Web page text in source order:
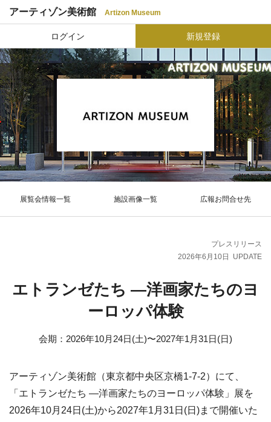
アーティゾン美術館 Artizon Museum
ログイン 新規登録
展覧会情報一覧 施設画像一覧 広報お問合せ先
プレスリリース
2026年6月10日
UPDATE
エトランゼたち —洋画家たちのヨ
ーロッパ体験
会期 ： 2026年10月24日(土)〜2027年1月31日(日)
アーティゾン美術館（東京都中央区京橋1-7-2）にて、
「エトランゼたち —洋画家たちのヨーロッパ体験」展を
2026年10月24日(土)から2027年1月31日(日)まで開催いた